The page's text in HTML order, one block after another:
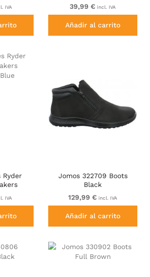
IVA
39,99 € incl. IVA
Añadir al carrito
Ryder
IVA
Jomos 322709 Boots
Black
129,99 € incl. IVA
Añadir al carrito